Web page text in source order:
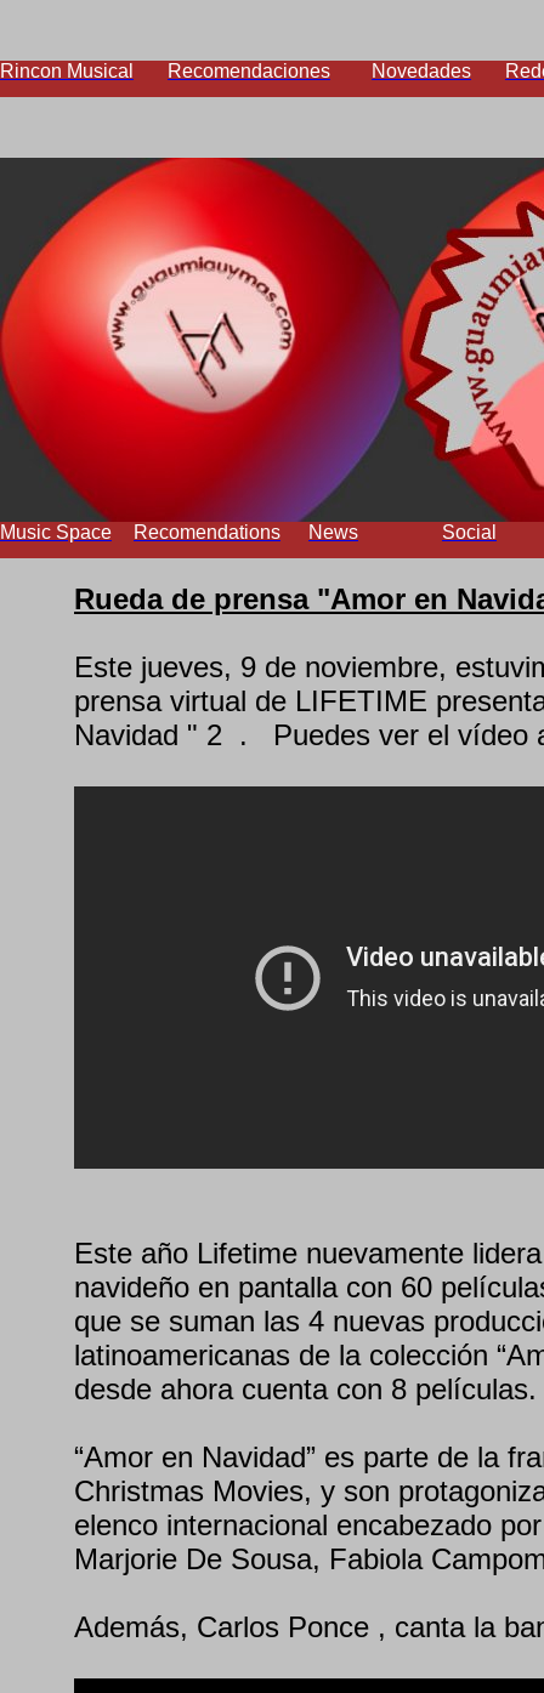
Rincon Musical Recomendaciones Novedades
Music Space Recomendations News Social
Rueda de prensa "Amor en
Este jueves, 9 de noviembre,
prensa virtual de LIFETIME
Navidad " 2 . Puedes ver el vídeo
Este año Lifetime nuevamente
navideño en pantalla con 60
que se suman las 4 nuevas
latinoamericanas de la colección
desde ahora cuenta con 8 películas.
“Amor en Navidad” es parte de la
Christmas Movies, y son
elenco internacional encabezado
Marjorie De Sousa, Fabiola
Además, Carlos Ponce , canta la